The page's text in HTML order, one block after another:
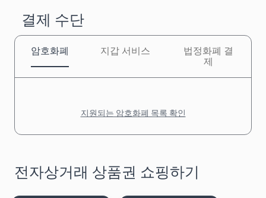
결제 수단
암호화폐 지갑 서비스
법정화폐 결
제
지원되는 암호화폐 목록 확인
전자상거래 상품권 쇼핑하기